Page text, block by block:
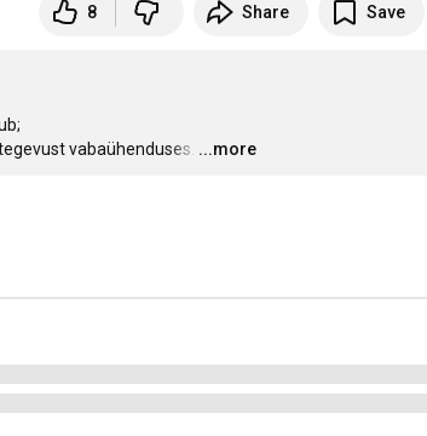
8 Share Save
vabaühenduses. …
...more